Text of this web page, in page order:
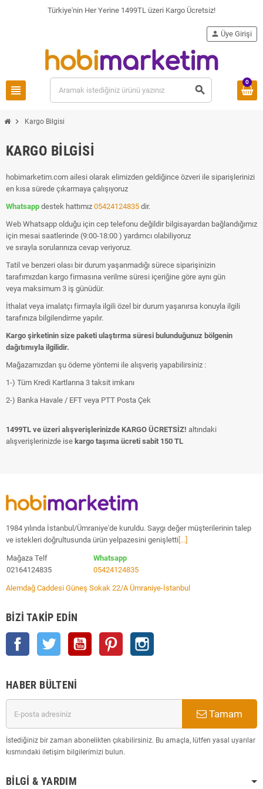
Türkiye'nin Her Yerine 1499TL üzeri Kargo Ücretsiz!
view_headline search
person Üye Girişi
0
chevron_right Kargo Bilgisi
KARGO BILGISI
hobimarketim.com ailesi olarak elimizden geldiğince özveri ile siparişlerinizi
en kısa sürede çıkarmaya çalışıyoruz
Whatsapp destek hattımız 05424124835 dir.
Web Whatsapp olduğu için cep telefonu değildir bilgisayardan bağlandığımız
için mesai saatlerinde (9:00-18:00 ) yardımcı olabiliyoruz
ve sırayla sorularınıza cevap veriyoruz.
Tatil ve benzeri olası bir durum yaşanmadığı sürece siparişinizin
tarafımızdan kargo firmasına verilme süresi içeriğine göre aynı gün
veya maksimum 3 iş günüdür.
İthalat veya imalatçı firmayla ilgili özel bir durum yaşanırsa konuyla ilgili
tarafınıza bilgilendirme yapılır.
Kargo şirketinin size paketi ulaştırma süresi bulunduğunuz bölgenin
dağıtımıyla ilgilidir.
Mağazamızdan şu ödeme yöntemi ile alışveriş yapabilirsiniz :
1-) Tüm Kredi Kartlarına 3 taksit imkanı
2-) Banka Havale / EFT veya PTT Posta Çek
1499TL ve üzeri alışverişlerinizde KARGO ÜCRETSİZ! altındaki
alışverişlerinizde ise kargo taşıma ücreti sabit 150 TL
1984 yılında İstanbul/Ümraniye'de kuruldu. Saygı değer müşterilerinin talep
ve istekleri doğrultusunda ürün yelpazesini genişletti [...]
Mağaza Telf
02164124835
Whatsapp
05424124835
Alemdağ Caddesi Güneş Sokak 22/A Ümraniye-İstanbul
BIZI TAKIP EDIN
Facebook Twitter YouTube Pinterest
HABER BÜLTENI
Tamam
İstediğiniz bir zaman abonelikten çıkabilirsiniz. Bu amaçla, lütfen yasal uyarılar
kısmındaki iletişim bilgilerimizi bulun.
BILGI & YARDIM